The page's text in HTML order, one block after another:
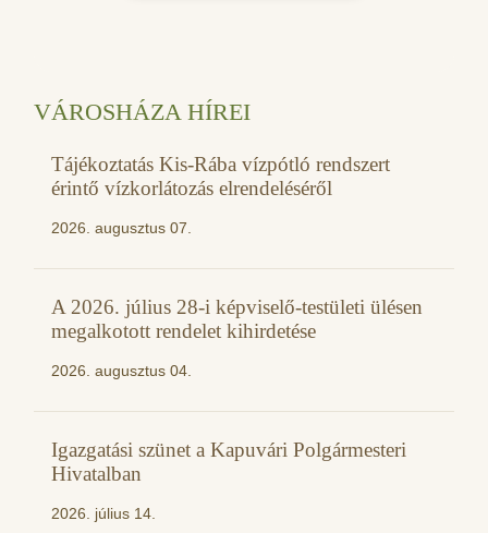
VÁROSHÁZA HÍREI
Tájékoztatás Kis-Rába vízpótló rendszert
érintő vízkorlátozás elrendeléséről
2026. augusztus 07.
A 2026. július 28-i képviselő-testületi ülésen
megalkotott rendelet kihirdetése
2026. augusztus 04.
Igazgatási szünet a Kapuvári Polgármesteri
Hivatalban
2026. július 14.